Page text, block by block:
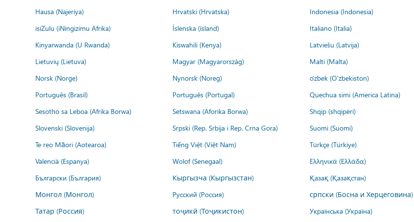
Hausa (Najeriya)
Hrvatski (Hrvatska) Indonesia (Indonesia)
isiZulu (iNingizimu Afrika)
Íslenska (ísland) Italiano (Italia)
Kinyarwanda (U Rwanda)
Kiswahili (Kenya) Latviešu (Latvija)
Lietuvių (Lietuva)
Magyar (Magyarország) Malti (Malta)
Norsk (Norge)
Nynorsk (Noreg) o'zbek (O'zbekiston)
Português (Brasil)
Português (Portugal) Quechua simi (America Latina)
Sesotho sa Leboa (Afrika Borwa)
Setswana (Aforika Borwa) Shqip (shqipëri)
Slovenski (Slovenija)
Srpski (Rep. Srbija i Rep. Crna Gora) Suomi (Suomi)
Te reo Māori (Aotearoa)
Tiếng Việt (Việt Nam) Türkçe (Türkiye)
Valencià (Espanya)
Wolof (Senegaal) Ελληνικά (Ελλάδα)
Български (България)
Кыргызча (Кыргызстан) Қазақ (Қазақстан)
Монгол (Монгол)
Русский (Россия) српски (Босна и Херцеговина)
Татар (Россия)
тоҷикӣ (Тоҷикистон) Українська (Україна)